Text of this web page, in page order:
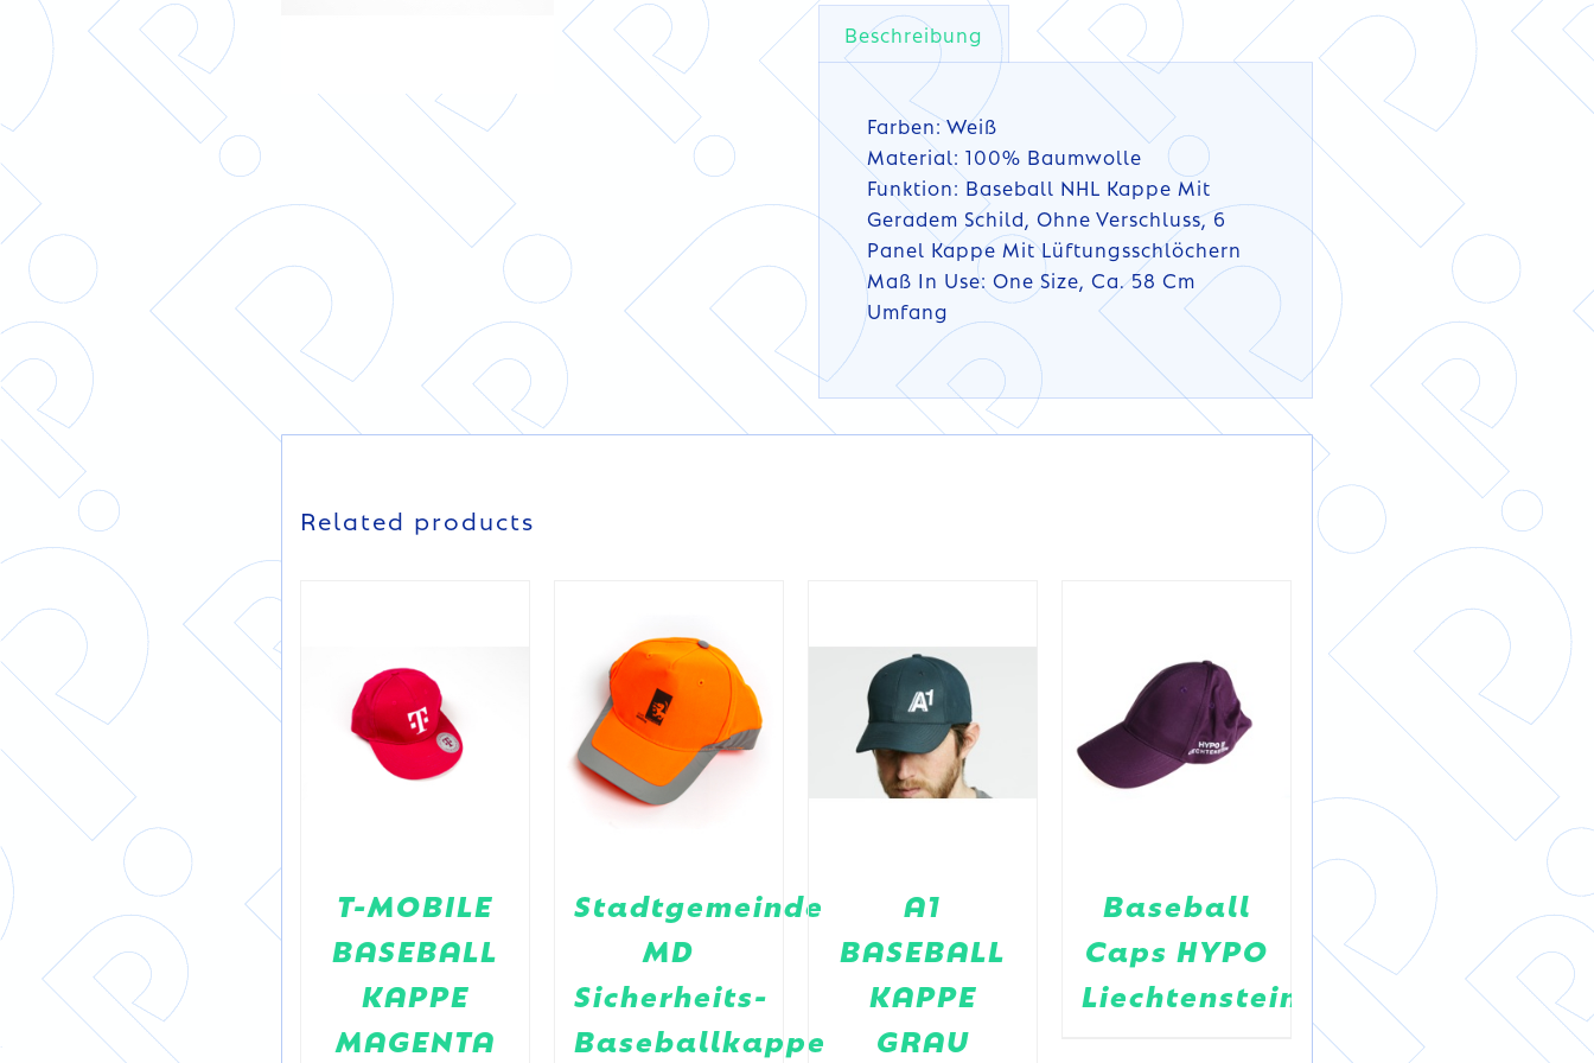
Beschreibung
Farben: Weiß
Material: 100% Baumwolle
Funktion: Baseball NHL Kappe Mit
Geradem Schild, Ohne Verschluss, 6
Panel Kappe Mit Lüftungsschlöchern
Maß In Use: One Size, Ca. 58 Cm
Umfang
Related products
Baseball
Caps HYPO
Liechtenstein
T-MOBILE
BASEBALL
KAPPE
MAGENTA
Stadtgemeinde
MD
Sicherheits-
Baseballkappe
A1
BASEBALL
KAPPE
GRAU
Baseball
Caps HYPO
Liechtenstein
DETAILS
T-MOBILE
BASEBALL
KAPPE
MAGENTA